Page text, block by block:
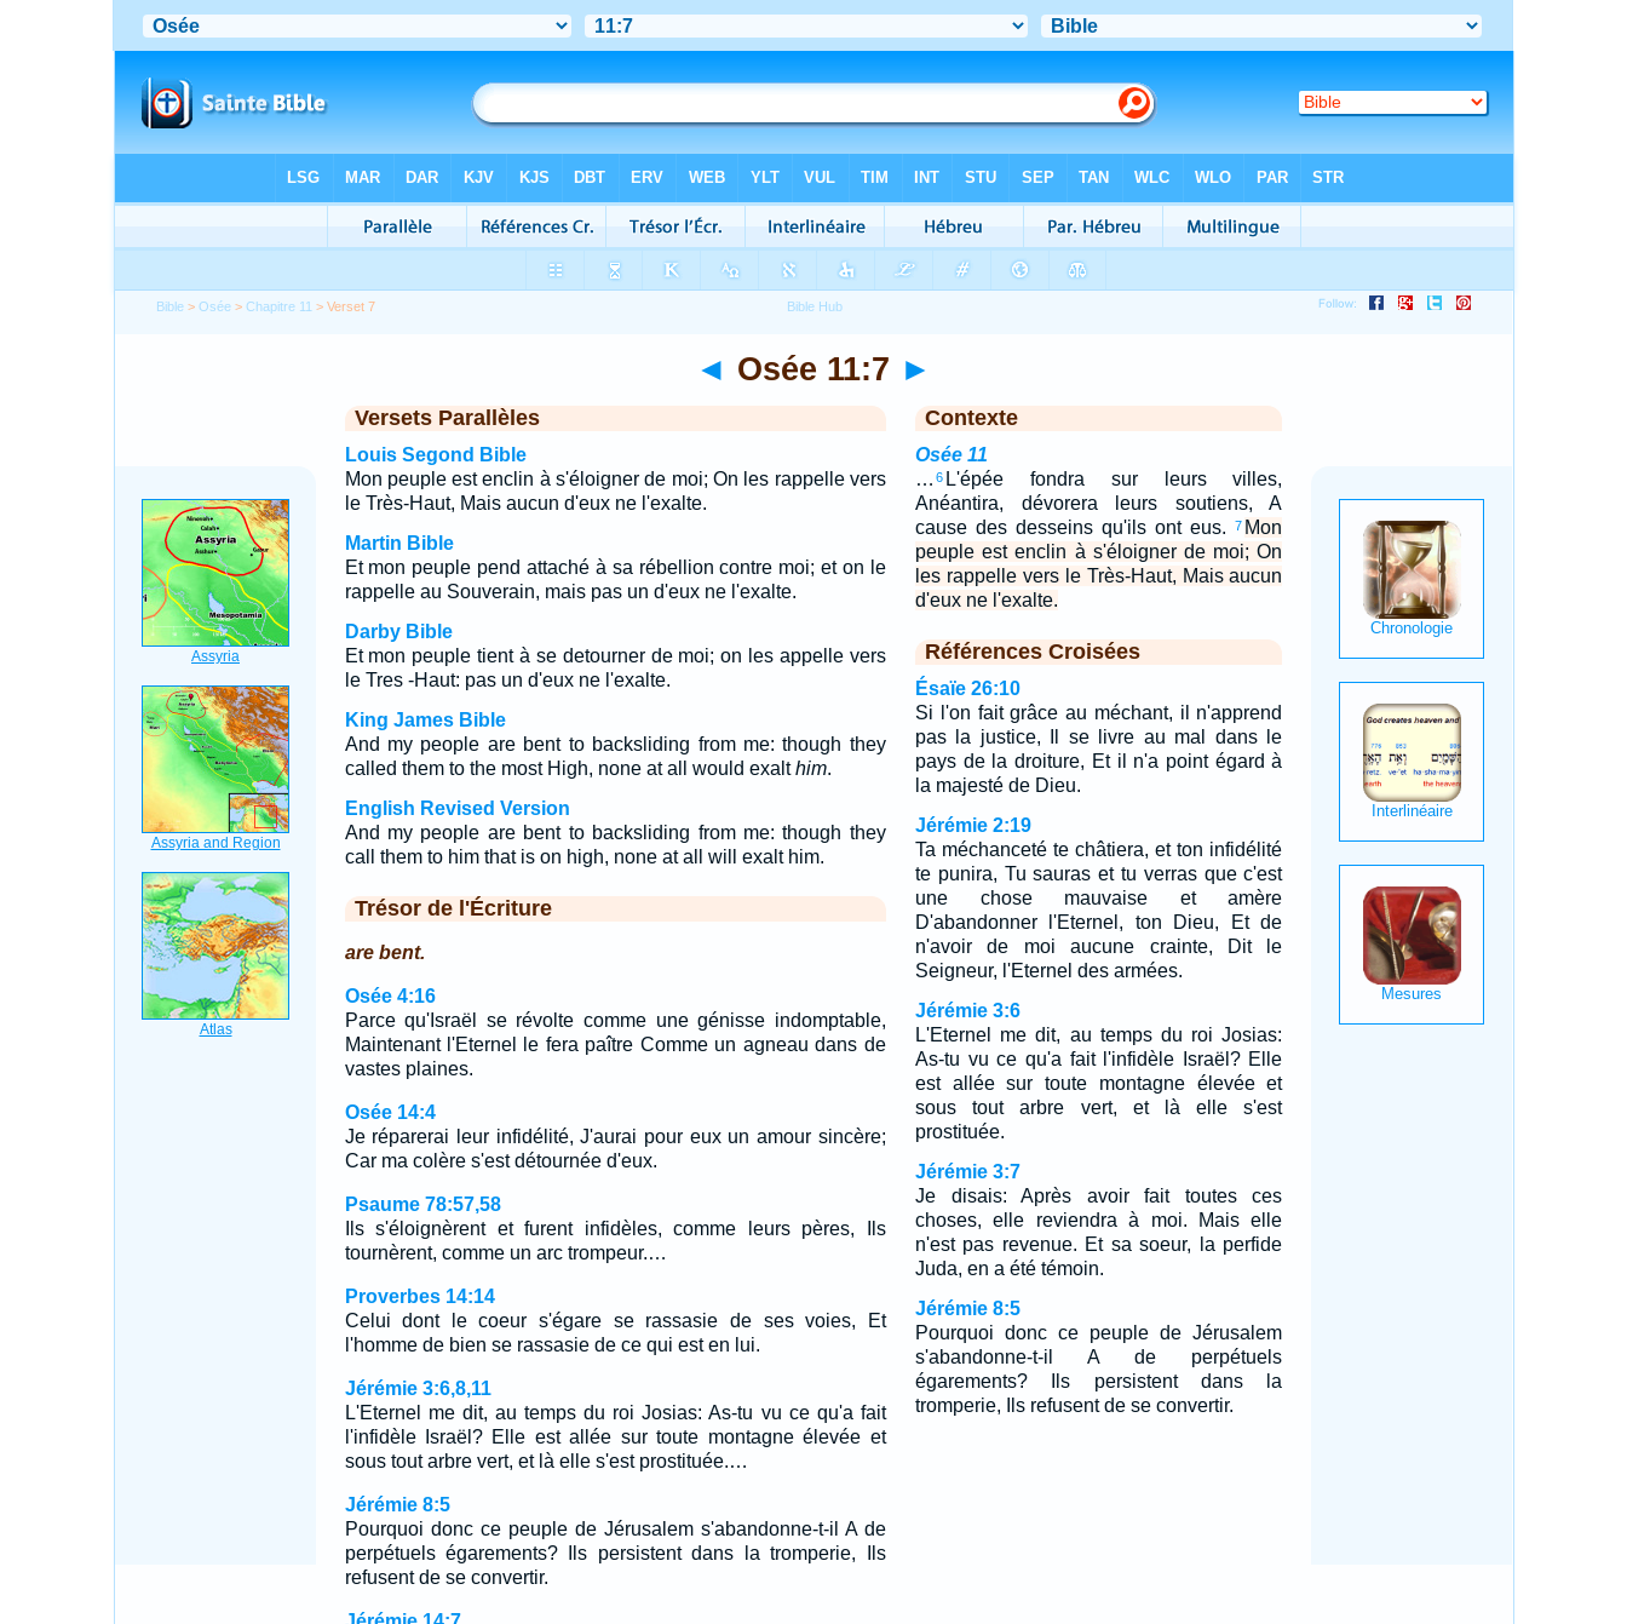
Bible >Osée >Chapitre 11 > Verset 7
◄ Osée 11:7 ►
Versets Parallèles
Louis Segond Bible
Mon peuple est enclin à s'éloigner de moi; On les rappelle vers
le Très-Haut, Mais aucun d'eux ne l'exalte.
Martin Bible
Et mon peuple pend attaché à sa rébellion contre moi; et on le
rappelle au Souverain, mais pas un d'eux ne l'exalte.
Darby Bible
Et mon peuple tient à se detourner de moi; on les appelle vers
le Tres -Haut: pas un d'eux ne l'exalte.
King James Bible
And my people are bent to backsliding from me: though they
called them to the most High, none at all would exalthim.
English Revised Version
And my people are bent to backsliding from me: though they
call them to him that is on high, none at all will exalt him.
Trésor de l'Écriture
are bent.
Osée 4:16
Parce qu'Israël se révolte comme une génisse indomptable,
Maintenant l'Eternel le fera paître Comme un agneau dans de
vastes plaines.
Osée 14:4
Je réparerai leur infidélité, J'aurai pour eux un amour sincère;
Car ma colère s'est détournée d'eux.
Psaume 78:57,58
Ils s'éloignèrent et furent infidèles, comme leurs pères, Ils
tournèrent, comme un arc trompeur.…
Proverbes 14:14
Celui dont le coeur s'égare se rassasie de ses voies, Et
l'homme de bien se rassasie de ce qui est en lui.
Jérémie 3:6,8,11
L'Eternel me dit, au temps du roi Josias: As-tu vu ce qu'a fait
l'infidèle Israël? Elle est allée sur toute montagne élevée et
sous tout arbre vert, et là elle s'est prostituée.…
Jérémie 8:5
Pourquoi donc ce peuple de Jérusalem s'abandonne-t-il A de
perpétuels égarements? Ils persistent dans la tromperie, Ils
refusent de se convertir.
Contexte
Osée 11
… 6 L'épée fondra sur leurs villes,
Anéantira, dévorera leurs soutiens, A
cause des desseins qu'ils ont eus.
7 Mon
peuple est enclin à s'éloigner de moi; On
les rappelle vers le Très-Haut, Mais aucun
d'eux ne l'exalte.
Références Croisées
Ésaïe 26:10
Si l'on fait grâce au méchant, il n'apprend
pas la justice, Il se livre au mal dans le
pays de la droiture, Et il n'a point égard à
la majesté de Dieu.
Jérémie 2:19
Ta méchanceté te châtiera, et ton infidélité
te punira, Tu sauras et tu verras que c'est
une chose mauvaise et amère
D'abandonner l'Eternel, ton Dieu, Et de
n'avoir de moi aucune crainte, Dit le
Seigneur, l'Eternel des armées.
Jérémie 3:6
L'Eternel me dit, au temps du roi Josias:
As-tu vu ce qu'a fait l'infidèle Israël? Elle
est allée sur toute montagne élevée et
sous tout arbre vert, et là elle s'est
prostituée.
Jérémie 3:7
Je disais: Après avoir fait toutes ces
choses, elle reviendra à moi. Mais elle
n'est pas revenue. Et sa soeur, la perfide
Juda, en a été témoin.
Jérémie 8:5
Pourquoi donc ce peuple de Jérusalem
s'abandonne-t-il A de perpétuels
égarements? Ils persistent dans la
tromperie, Ils refusent de se convertir.